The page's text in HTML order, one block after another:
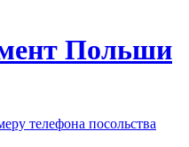
Польши
телефона посольства